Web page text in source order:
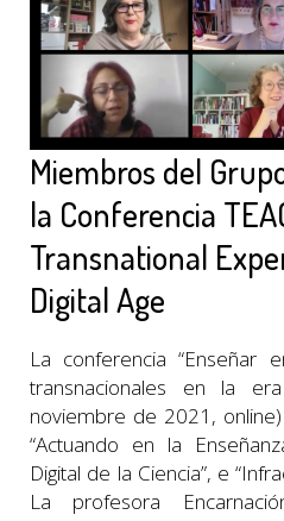
Miembros del
la Conferencia
Transnational
Digital Age
La conferencia “Enseñar
transnacionales en la
noviembre de 2021,
“Actuando en la
Digital de la Ciencia”, e
La profesora